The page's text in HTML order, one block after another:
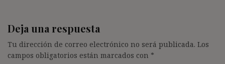
Deja una respuesta
Tu dirección de correo electrónico no será publicada. Los
campos obligatorios están marcados con *